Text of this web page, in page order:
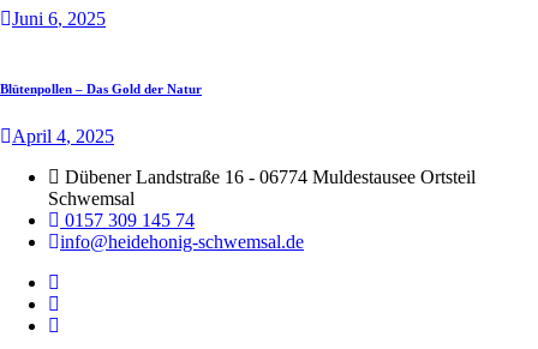
Juni 6, 2025
Blütenpollen – Das Gold der Natur
April 4, 2025
Dübener Landstraße 16 - 06774 Muldestausee Ortsteil
Schwemsal
0157 309 145 74
info@heidehonig-schwemsal.de